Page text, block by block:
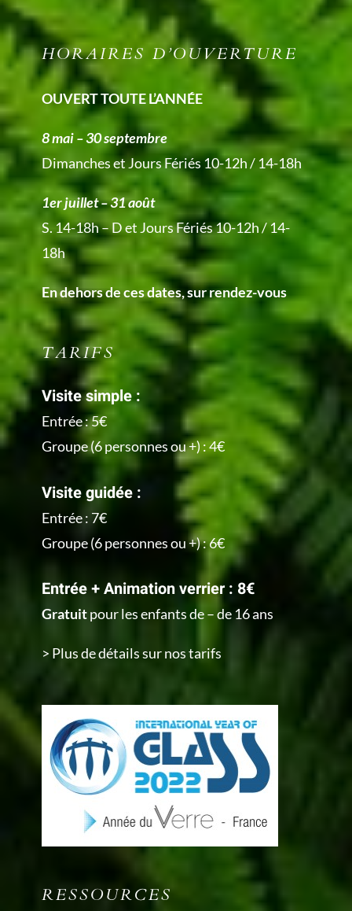
HORAIRES D’OUVERTURE
OUVERT TOUTE L’ANNÉE
8 mai – 30 septembre
Dimanches et Jours Fériés 10-12h / 14-18h
1er juillet – 31 août
S. 14-18h – D et Jours Fériés 10-12h / 14-
18h
En dehors de ces dates, sur rendez-vous
TARIFS
Visite simple :
Entrée : 5€
Groupe (6 personnes ou +) : 4€
Visite guidée :
Entrée : 7€
Groupe (6 personnes ou +) : 6€
Entrée + Animation verrier : 8€
Gratuitpour les enfants de – de 16 ans
> Plus de détails sur nos tarifs
RESSOURCES